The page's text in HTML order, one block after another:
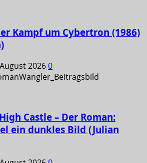
Kampf um Cybertron (1986)
20260
Castle – Der Roman:
ein dunkles Bild (Julian